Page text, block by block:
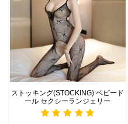
ストッキング(STOCKING) ベビード
ール セクシーランジェリー